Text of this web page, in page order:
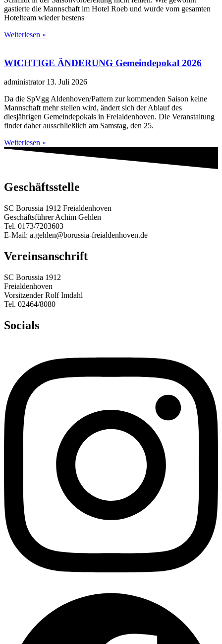
gastierte die Mannschaft im Hotel Roeb und wurde vom gesamten
Hotelteam wieder bestens
Weiterlesen »
WICHTIGE ÄNDERUNG Gemeindepokal 2026
administrator 13. Juli 2026
Da die SpVgg Aldenhoven/Pattern zur kommenden Saison keine
Mannschaft mehr stellen wird, ändert sich der Ablauf des
diesjährigen Gemeindepokals in Freialdenhoven. Die Veranstaltung
findet daher ausschließlich am Samstag, den 25.
Weiterlesen »
Geschäftsstelle
SC Borussia 1912 Freialdenhoven
Geschäftsführer Achim Gehlen
Tel. 0173/7203603
E-Mail: a.gehlen@borussia-freialdenhoven.de
Vereinsanschrift
SC Borussia 1912
Freialdenhoven
Vorsitzender Rolf Imdahl
Tel. 02464/8080
Socials